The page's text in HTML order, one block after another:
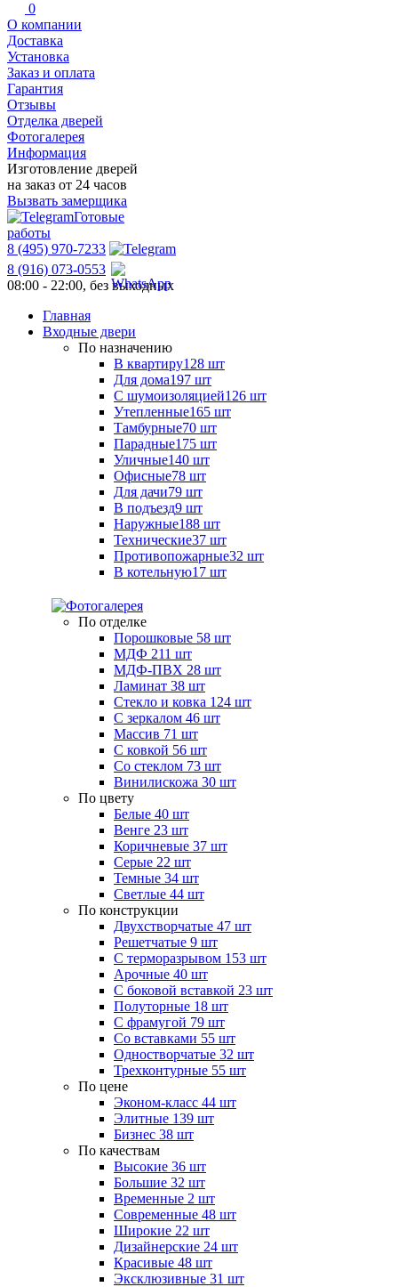
0
О компании
Доставка
Установка
Заказ и оплата
Гарантия
Отзывы
Отделка дверей
Фотогалерея
Информация
Изготовление дверей
на заказ от 24 часов
Вызвать замерщика
Готовые
работы
8 (495) 970-7233
8 (916) 073-0553
08:00 - 22:00, без выходных
Главная
Входные двери
По назначению
В квартиру128 шт
Для дома197 шт
С шумоизоляцией126 шт
Утепленные165 шт
Тамбурные70 шт
Парадные175 шт
Уличные140 шт
Офисные78 шт
Для дачи79 шт
В подъезд9 шт
Наружные188 шт
Технические37 шт
Противопожарные32 шт
В котельную17 шт
По отделке
Порошковые 58 шт
МДФ 211 шт
МДФ-ПВХ 28 шт
Ламинат 38 шт
Стекло и ковка 124 шт
С зеркалом 46 шт
Массив 71 шт
С ковкой 56 шт
Со стеклом 73 шт
Винилискожа 30 шт
По цвету
Белые 40 шт
Венге 23 шт
Коричневые 37 шт
Серые 22 шт
Темные 34 шт
Светлые 44 шт
По конструкции
Двухстворчатые 47 шт
Решетчатые 9 шт
С терморазрывом 153 шт
Арочные 40 шт
С боковой вставкой 23 шт
Полуторные 18 шт
С фрамугой 79 шт
Cо вставками 55 шт
Одностворчатые 32 шт
Трехконтурные 55 шт
По цене
Эконом-класс 44 шт
Элитные 139 шт
Бизнес 38 шт
По качествам
Высокие 36 шт
Большие 32 шт
Временные 2 шт
Современные 48 шт
Широкие 22 шт
Дизайнерские 24 шт
Красивые 48 шт
Эксклюзивные 31 шт